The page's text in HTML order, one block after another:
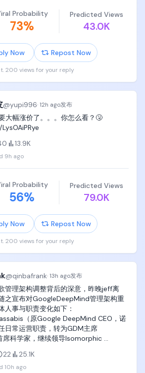
了，不要给自己再二次增加难度
产品就完事儿了，codex 的 plus 账号一
150 块钱，真的回不了本吗？
本是不难的，这不是我“何不食肉糜”吧？
Probability
73%
Predicted Views
43.0K
Now Repost Now
200 views for your reply
@yupi996·12h ago发布
大幅涨价了。。。你怎么看？🤧
13.9K
9h ago
Probability
56%
Predicted Views
79.0K
Now Repost Now
200 views for your reply
@qinbafrank·13h ago发布
管理架构调整背后的深意，昨晚jeff离
之宣布对GoogleDeepMind管理架构重
人事与职责变化如下：
（原Google DeepMind CEO，诺
日常运营职责，转为GDM主席
席科学家，继续领导Isomorphic
（原GDM首席技术官CTO +
架构师），升任Google DeepMind高级
22 25.1K
10h ago